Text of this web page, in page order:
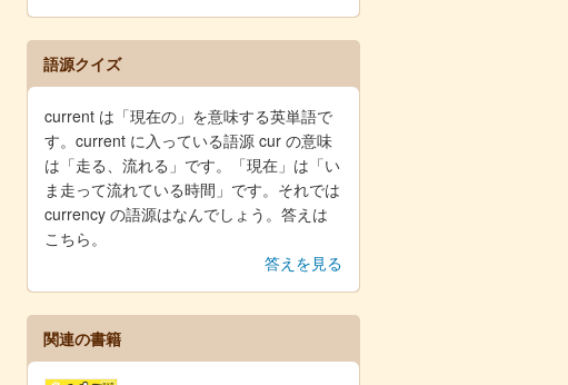
語源クイズ
current は「現在の」を意味する英単語で
す。current に入っている語源 cur の意味
は「走る、流れる」です。「現在」は「い
ま走って流れている時間」です。それでは
currency の語源はなんでしょう。答えは
こちら。
答えを見る
関連の書籍